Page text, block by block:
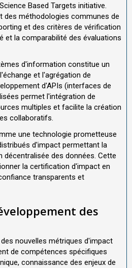
Based Targets initiative.
des méthodologies communes de
et des critères de vérification
et la comparabilité des évaluations
d'information constitue un
et l'agrégation de
d'APIs (interfaces de
permet l'intégration de
multiples et facilite la création
collaboratifs.
une technologie prometteuse
d'impact permettant la
décentralisée des données. Cette
la certification d'impact en
transparents et
des
nouvelles métriques d'impact
de compétences spécifiques
connaissance des enjeux de